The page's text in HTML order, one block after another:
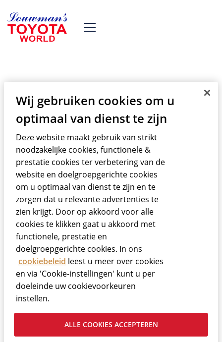
Toyota Land Cruiser
FJ25
De tweede generatie Land Cruiser,
bekend als de 20 serie, is geproduceerd
vanaf november 1955. Deze Toyota
Landcruiser is de eerste Landcruiser die
in Europa geïmporteerd is.
Wij gebruiken cookies om u
optimaal van dienst te zijn
Deze website maakt gebruik van strikt
noodzakelijke cookies, functionele &
prestatie cookies ter verbetering van de
website en doelgroepgerichte cookies
om u optimaal van dienst te zijn en te
zorgen dat u relevante advertenties te
zien krijgt. Door op akkoord voor alle
cookies te klikken gaat u akkoord met
functionele, prestatie en
doelgroepgerichte cookies. In ons
cookiebeleid leest u meer over cookies
en via 'Cookie-instellingen' kunt u per
doeleinde uw cookievoorkeuren
instellen.
ALLE COOKIES ACCEPTEREN